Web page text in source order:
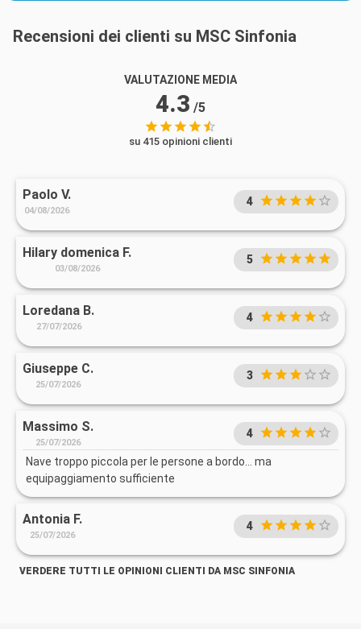
Recensioni dei clienti su MSC Sinfonia
VALUTAZIONE MEDIA
4.3 /5
su 415 opinioni clienti
Paolo V.
04/08/2026
4
Hilary domenica F.
03/08/2026
5
Loredana B.
27/07/2026
4
Giuseppe C.
25/07/2026
3
Massimo S.
25/07/2026
4
Nave troppo piccola per le persone a bordo… ma
equipaggiamento sufficiente
Antonia F.
25/07/2026
4
VERDERE TUTTI LE OPINIONI CLIENTI DA MSC SINFONIA